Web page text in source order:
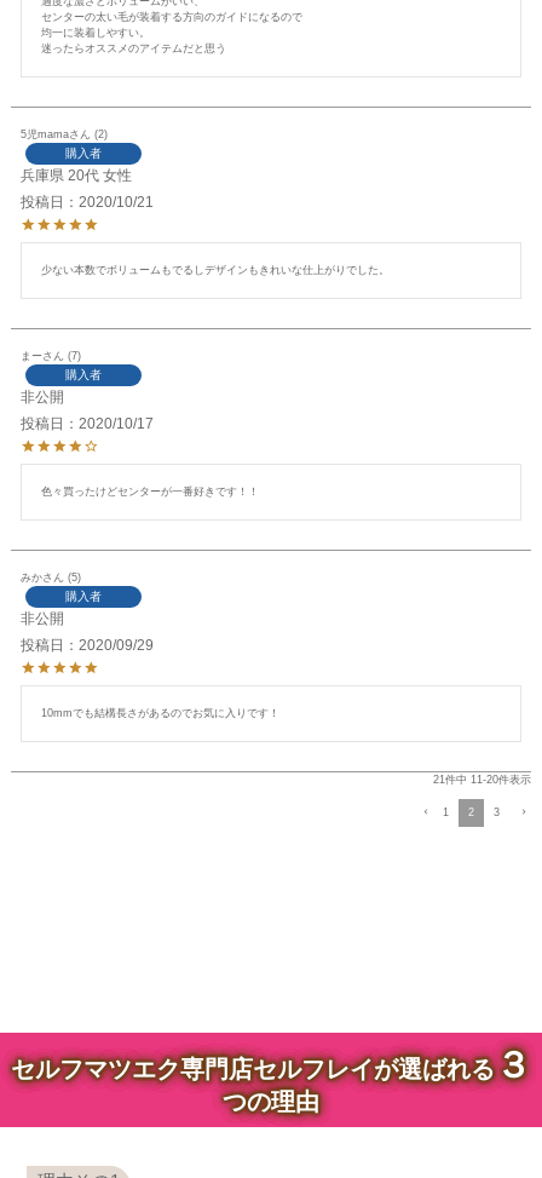
センターの太い毛が装着する方向のガイドになるので
均一に装着しやすい。
迷ったらオススメのアイテムだと思う
5児mama 2
購入者
兵庫県 20代 女性
投稿日
2020/10/21
少ない本数でボリュームもでるしデザインもきれいな仕上がりでした。
まー 7
購入者
非公開
投稿日
2020/10/17
色々買ったけどセンターが一番好きです！！
みか 5
購入者
非公開
投稿日
2020/09/29
10mmでも結構長さがあるのでお気に入りです！
21件中 11-20件表示
1 2 3
セルフマツエク専門店セルフレイが選ばれる３
つの理由